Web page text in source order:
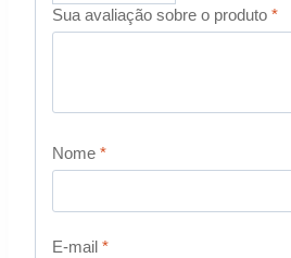
Sua avaliação sobre o produto *
Nome *
E-mail *